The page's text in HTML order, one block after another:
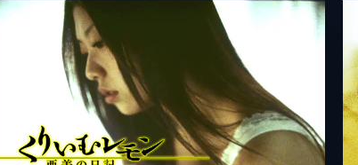
長嶌寛幸
松井建始